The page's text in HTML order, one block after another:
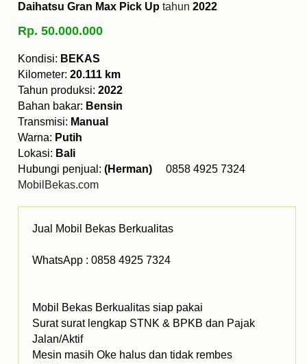
Daihatsu Gran Max Pick Up tahun 2022
Rp. 50.000.000
Kondisi: BEKAS
Kilometer: 20.111 km
Tahun produksi: 2022
Bahan bakar: Bensin
Transmisi: Manual
Warna: Putih
Lokasi: Bali
Hubungi penjual: (Herman) 0858 4925 7324
MobilBekas.com
Jual Mobil Bekas Berkualitas
WhatsApp : 0858 4925 7324
Mobil Bekas Berkualitas siap pakai
Surat surat lengkap STNK & BPKB dan Pajak
Jalan/Aktif
Mesin masih Oke halus dan tidak rembes